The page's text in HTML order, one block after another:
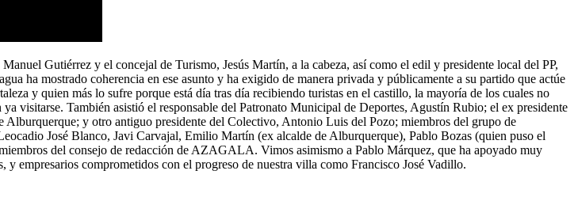
Gutiérrez y el concejal de Turismo, Jesús Martín, a la cabeza, así como el edil y presidente local del PP,
ha mostrado coherencia en ese asunto y ha exigido de manera privada y públicamente a su partido que actúe
y quien más lo sufre porque está día tras día recibiendo turistas en el castillo, la mayoría de los cuales no
visitarse. También asistió el responsable del Patronato Municipal de Deportes, Agustín Rubio; el ex presidente
y otro antiguo presidente del Colectivo, Antonio Luis del Pozo; miembros del grupo de
José Blanco, Javi Carvajal, Emilio Martín (ex alcalde de Alburquerque), Pablo Bozas (quien puso el
del consejo de redacción de AZAGALA. Vimos asimismo a Pablo Márquez, que ha apoyado muy
y empresarios comprometidos con el progreso de nuestra villa como Francisco José Vadillo.